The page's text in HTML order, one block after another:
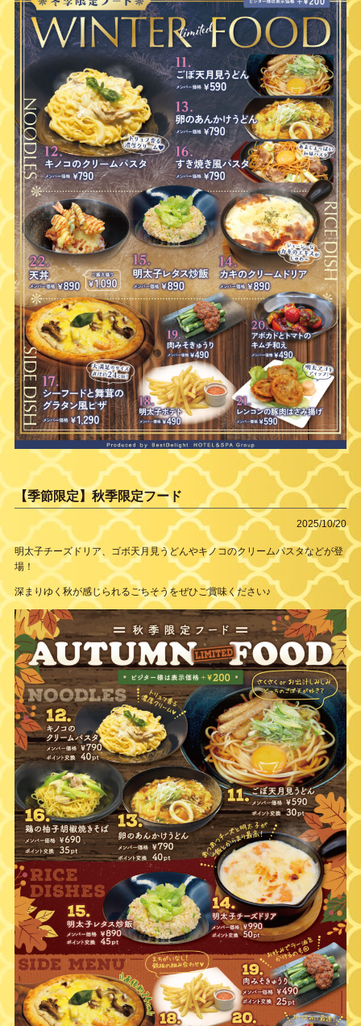
【季節限定】秋季限定フード
2025/10/20
明太子チーズドリア、ゴボ天月見うどんやキノコのクリームパスタなどが登
場！
深まりゆく秋が感じられるごちそうをぜひご賞味ください♪